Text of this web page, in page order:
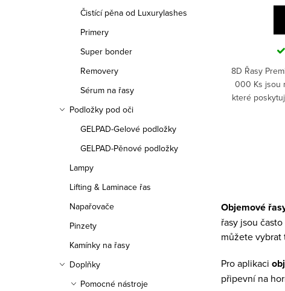
Čistící pěna od Luxurylashes
Primery
Super bonder
Removery
Sérum na řasy
Podložky pod oči
GELPAD-Gelové podložky
GELPAD-Pěnové podložky
Lampy
Lifting & Laminace řas
Napařovače
Pinzety
Kamínky na řasy
Doplňky
Pomocné nástroje
8D Řasy
000 Ks jsou
které
v
l
á
d
a
Objemové
řasy jsou
můžete vybrat
Pro aplikaci
připevní na